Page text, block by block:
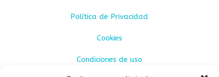
Política de Privacidad
Cookies
Condiciones de uso